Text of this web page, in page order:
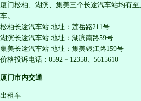
厦门松柏、湖滨、集美三个长途汽车站均有
车。
松柏长途汽车站 地址：莲岳路211号
湖滨长途汽车站 地址：湖滨南路59号
集美长途汽车站 地址：集美银江路159号
价格投诉电话：0592－12358、5615610
厦门市内交通
出租车